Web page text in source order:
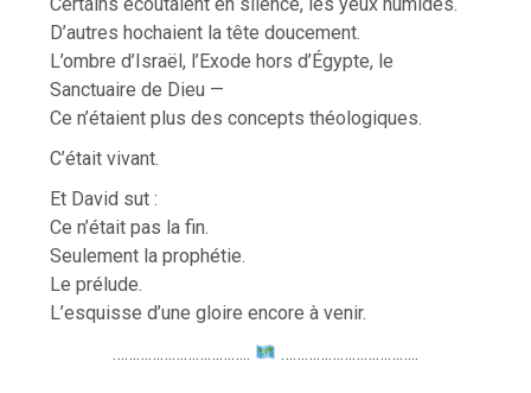
D’autres hochaient la tête doucement.
L’ombre d’Israël, l’Exode hors d’Égypte, le
Sanctuaire de Dieu —
Ce n’étaient plus des concepts théologiques.
C’était vivant.
Et David sut :
Ce n’était pas la fin.
Seulement la prophétie.
Le prélude.
L’esquisse d’une gloire encore à venir.
……………………………..
……………………………..